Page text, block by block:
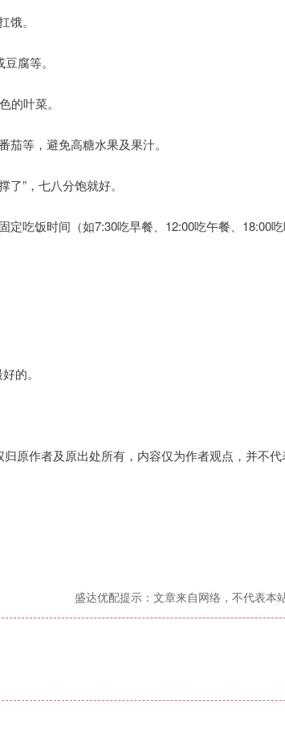
。
腐等。
的叶菜。
茄等，避免高糖水果及果汁。
了”，七八分饱就好。
定吃饭时间（如7:30吃早餐、12:00吃午餐、18:00
的。
原作者及原出处所有，内容仅为作者观点，并不代
盛达优配提示：文章来自网络，不代表本